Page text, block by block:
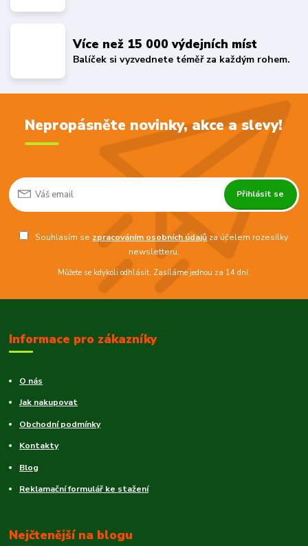
Více než 15 000 výdejních míst
Balíček si vyzvednete téměř za každým rohem.
Nepropásněte novinky, akce a slevy!
Přihlásit se
Souhlasím se zpracováním osobních údajů za účelem rozesílky
newsletteru.
Můžete se kdykoli odhlásit. Zasíláme jednou za 14 dní.
Informace pro zákazníky
O nás
Jak nakupovat
Obchodní podmínky
Kontakty
Blog
Reklamační formulář ke stažení
Nejčtenější na blogu